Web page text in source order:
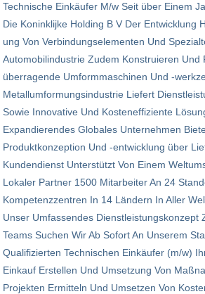
Technische Einkäufer M/w Seit über Einem
Die Koninklijke Holding B V Der Entwicklung
ung Von Verbindungselementen Und
Automobilindustrie Zudem Konstruieren Und
überragende Umformmaschinen Und -
Metallumformungsin­dustrie Liefert
Sowie Innovative Und Kosteneffiziente
Expandierendes Globales Unternehmen
Produktkonzeption Und -entwicklung über
Kundendienst Unterstützt Von Einem
Lokaler Partner 1500 Mitarbeiter An 24
Kompetenzzentren In 14 Ländern In Aller
Unser Umfassendes Dienstleistungskon­zept
Teams Suchen Wir Ab Sofort An Unserem
Qualifizierten Technischen Einkäufer (m/w)
Einkauf Erstellen Und Umsetzung Von
Projekten Ermitteln Und Umsetzen Von